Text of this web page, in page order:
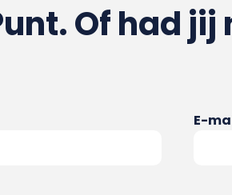
Of had jij
E-